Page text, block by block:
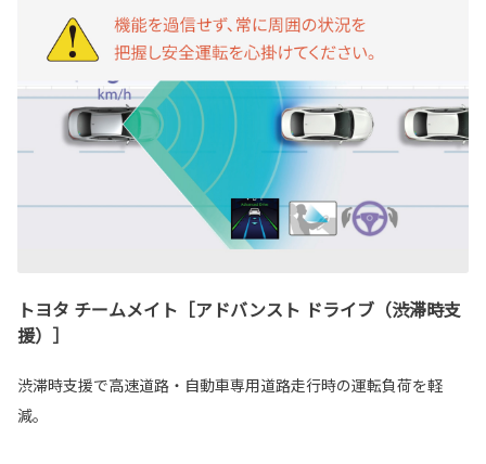
トヨタ チームメイト［アドバンスト ドライブ（渋滞時支
援）］
渋滞時支援で高速道路・自動車専用道路走行時の運転負荷を軽
減。